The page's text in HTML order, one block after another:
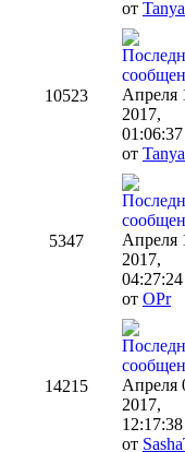
от Tanya
10523
Апреля
2017,
от Tanya
5347
Апреля
2017,
от OPr
14215
Апреля
2017,
от